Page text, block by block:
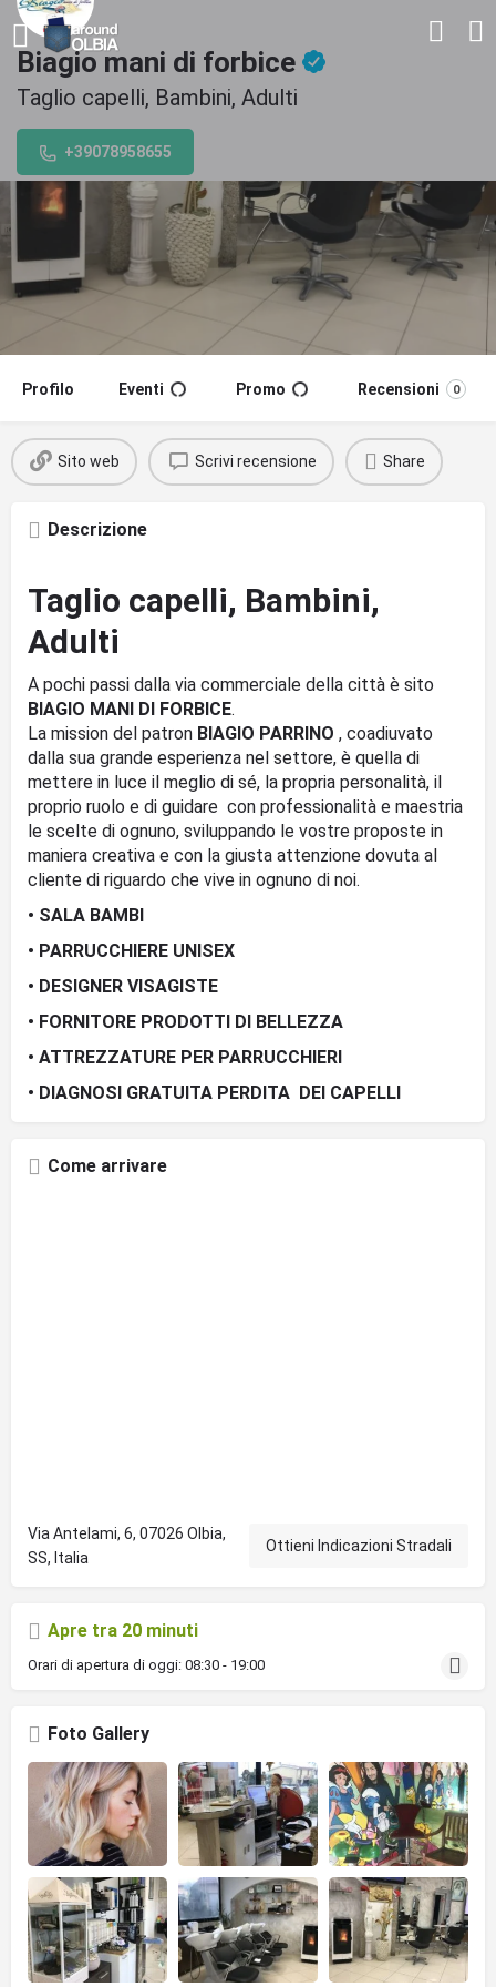
Biagio mani di forbice
Taglio capelli, Bambini, Adulti
+39078958655
Profilo Eventi Promo Recensioni 0
Sito web Scrivi recensione Share
Descrizione
Taglio capelli, Bambini,
Adulti
A pochi passi dalla via commerciale della città è sito
BIAGIO MANI DI FORBICE.
La mission del patron BIAGIO PARRINO , coadiuvato
dalla sua grande esperienza nel settore, è quella di
mettere in luce il meglio di sé, la propria personalità, il
proprio ruolo e di guidare con professionalità e maestria
le scelte di ognuno, sviluppando le vostre proposte in
maniera creativa e con la giusta attenzione dovuta al
cliente di riguardo che vive in ognuno di noi.
• SALA BAMBI
• PARRUCCHIERE UNISEX
• DESIGNER VISAGISTE
• FORNITORE PRODOTTI DI BELLEZZA
• ATTREZZATURE PER PARRUCCHIERI
• DIAGNOSI GRATUITA PERDITA DEI CAPELLI
Come arrivare
Via Antelami, 6, 07026 Olbia,
SS, Italia
Ottieni Indicazioni Stradali
Apre tra 20 minuti
Orari di apertura di oggi: 08:30 - 19:00
Foto Gallery